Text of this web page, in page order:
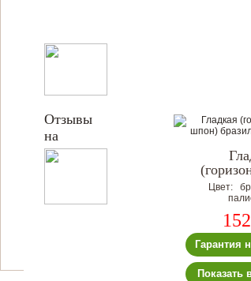
Отзывы
на
Цвет:
Гарантия
Показать